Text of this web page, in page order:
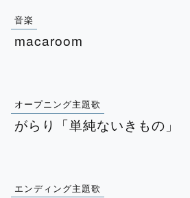
音楽
macaroom
オープニング主題歌
がらり「単純ないきもの」
エンディング主題歌